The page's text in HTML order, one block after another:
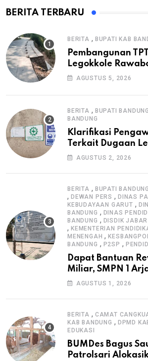
BERITA TERBARU
BERITA , BUPATI KAB
Pembangunan
Legokkole
Warga, Selesai
AGUSTUS 5, 2026
BERITA , BUPATI BANDUNG
BANDUNG
Klarifikasi
Terkait Dugaan
Pengawasan K3
AGUSTUS 2, 2026
BERITA , BUPATI BANDUNG
, DEWAN PERS , DINAS
KEBUDAYAAN GARUT ,
BANDUNG , DINAS
BANDUNG , DISDIK JABAR
, KEMENTERIAN
MENENGAH ,
BANDUNG , P2SP ,
Dapat Bantuan
Miliar, SMPN 1
Masyarakat
AGUSTUS 1, 2026
BERITA , CAMAT
KAB BANDUNG , DPMD
EDUKASI
BUMDes Bagus
Patrolsari